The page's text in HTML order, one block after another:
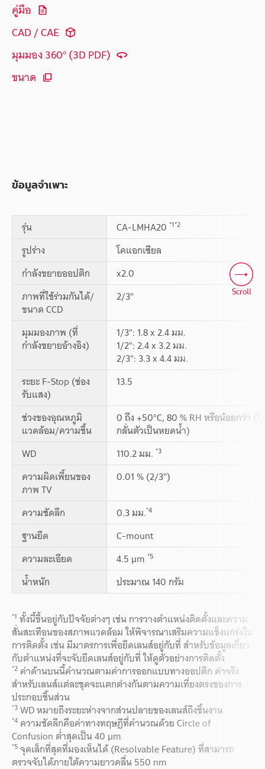
คู่มือ
CAD / CAE
มุมมอง 360° (3D PDF)
ขนาด
ข้อมูลจำเพาะ
รุ่น CA-LMHA20 *1*2
รูปร่าง
โคแอกเซียล
กำลังขยายออปติก
x2.0
ภาพที่ใช้ร่วมกันได้/
ขนาด CCD
2/3"
มุมมองภาพ (ที่
กำลังขยายอ้างอิง)
1/3": 1.8 x 2.4 มม.
1/2": 2.4 x 3.2 มม.
2/3": 3.3 x 4.4 มม.
ระยะ F-Stop (ช่อง
รับแสง)
13.5
ช่วงของอุณหภูมิ
แวดล้อม/ความชื้น
0 ถึง +50°C, 80 % RH หรือน้อยกว่า (ไ
กลั่นตัวเป็นหยดน้ำ)
WD
110.2 มม. *3
ความผิดเพี้ยนของ
ภาพ TV
0.01 % (2/3")
ความชัดลึก 0.3 มม.*4
ฐานยึด
C-mount
ความละเอียด
4.5 µm *5
น้ำหนัก ประมาณ 140 กรัม
*1 ทั้งนี้ขึ้นอยู่กับปัจจัยต่างๆ เช่น การวางตำแหน่งติดตั้งและความ
สั่นสะเทือนของสภาพแวดล้อม ให้พิจารณาเสริมความแข็งแกร่งใน
การติดตั้ง เช่น มีมาตรการเพื่อยึดเลนส์อยู่กับที่ สำหรับข้อมูลเกี่ยว
กับตำแหน่งที่จะจับยึดเลนส์อยู่กับที่ ให้ดูตัวอย่างการติดตั้ง
*2 ค่าด้านบนนี้คำนวณตามค่าการออกแบบทางออปติก ค่าจริง
สำหรับเลนส์แต่ละชุดจะแตกต่างกันตามความเที่ยงตรงของการ
ประกอบชิ้นส่วน
*3WD หมายถึงระยะห่างจากส่วนปลายของเลนส์ถึงชิ้นงาน
*4 ความชัดลึกคือค่าทางทฤษฎีที่คำนวณด้วย Circle of
Confusion ต่ำสุดเป็น 40 µm
*5จุดเล็กที่สุดที่มองเห็นได้ (Resolvable Feature) ที่สามารถ
ตรวจจับได้ภายใต้ความยาวคลื่น 550 nm
Scroll